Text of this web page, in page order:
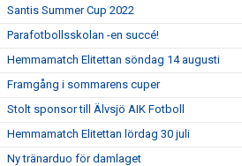
Santis Summer Cup 2022
Parafotbollsskolan -en succé!
Hemmamatch Elitettan söndag 14 augusti
Framgång i sommarens cuper
Stolt sponsor till Älvsjö AIK Fotboll
Hemmamatch Elitettan lördag 30 juli
Ny tränarduo för damlaget